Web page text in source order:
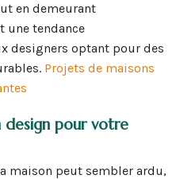
en demeurant
une tendance
designers optant pour des
Projets de maisons
design pour votre
maison peut sembler ardu,